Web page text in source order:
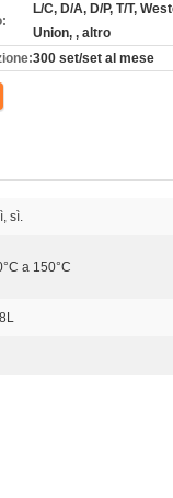
L/C, D/A, D/P, T/T,
Union, , altro
300 set/set al mese
sì.
a 150°C